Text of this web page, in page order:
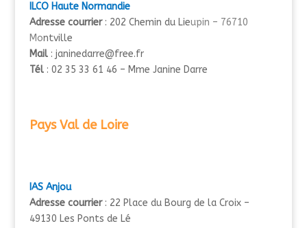
ILCO Haute Normandie
Adresse courrier: 202 Chemin du Lieupin – 76710
Montville
Mail: janinedarre@free.fr
Tél: 02 35 33 61 46 – Mme Janine Darre
Pays Val de Loire
IAS Anjou
Adresse courrier: 22 Place du Bourg de la Croix –
49130 Les Ponts de Lé